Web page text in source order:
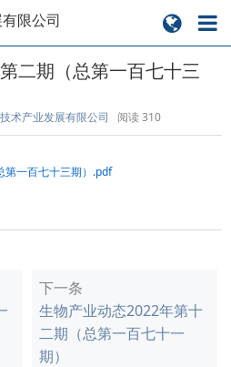
二期（总第一百七十三
术产业发展有限公司 阅读310
第一百七十三期）.pdf
下一条
生物产业动态2022年第十
二期（总第一百七十一
期）